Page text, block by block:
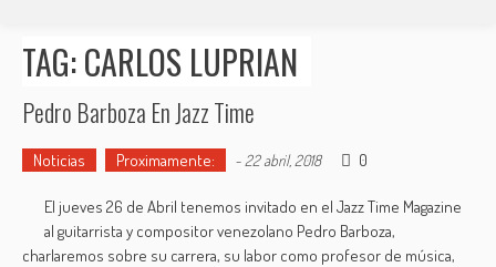
TAG: CARLOS LUPRIAN
Pedro Barboza En Jazz Time
Noticias Proximamente: - 22 abril, 2018 0
El jueves 26 de Abril tenemos invitado en el Jazz Time Magazine
al guitarrista y compositor venezolano Pedro Barboza,
charlaremos sobre su carrera, su labor como profesor de música,